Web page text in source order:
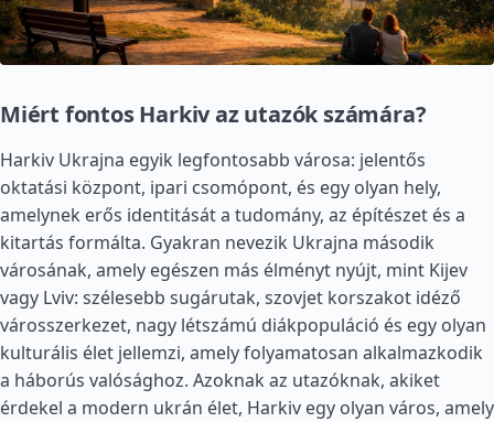
Miért fontos Harkiv az utazók számára?
Harkiv Ukrajna egyik legfontosabb városa: jelentős
oktatási központ, ipari csomópont, és egy olyan hely,
amelynek erős identitását a tudomány, az építészet és a
kitartás formálta. Gyakran nevezik Ukrajna második
városának, amely egészen más élményt nyújt, mint Kijev
vagy Lviv: szélesebb sugárutak, szovjet korszakot idéző
városszerkezet, nagy létszámú diákpopuláció és egy olyan
kulturális élet jellemzi, amely folyamatosan alkalmazkodik
a háborús valósághoz. Azoknak az utazóknak, akiket
érdekel a modern ukrán élet, Harkiv egy olyan város, amely